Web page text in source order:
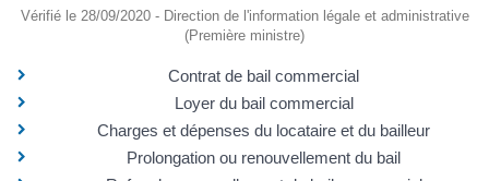
Vérifié le 28/09/2020 - Direction de l'information légale et administrative
(Première ministre)
Contrat de bail commercial
Loyer du bail commercial
Charges et dépenses du locataire et du bailleur
Prolongation ou renouvellement du bail